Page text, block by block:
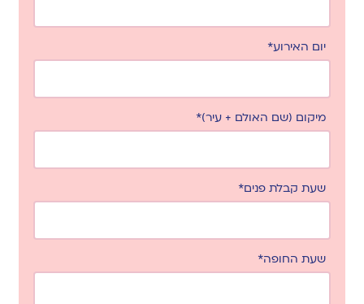
יום האירוע*
מיקום (שם האולם + עיר)*
שעת קבלת פנים*
שעת החופה*